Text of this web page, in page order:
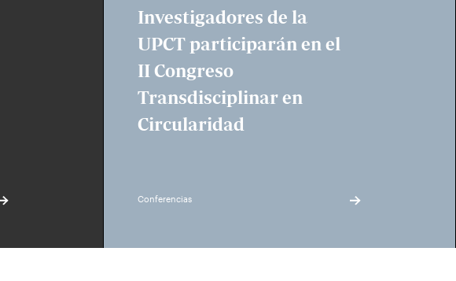
Investigadores de la
UPCT participarán en el
II Congreso
Transdisciplinar en
Circularidad
Conferencias